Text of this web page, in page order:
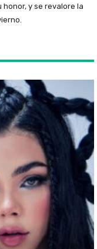
y se revalore la